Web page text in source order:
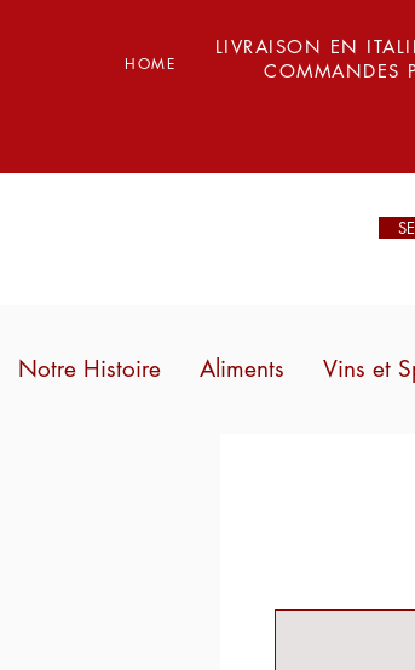
HOME
LIVRAISON EN
COMMANDES
Notre Histoire Aliments Vins et